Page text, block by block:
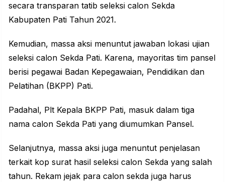
secara transparan tatib seleksi calon Sekda
Kabupaten Pati Tahun 2021.
Kemudian, massa aksi menuntut jawaban lokasi ujian
seleksi calon Sekda Pati. Karena, mayoritas tim pansel
berisi pegawai Badan Kepegawaian, Pendidikan dan
Pelatihan (BKPP) Pati.
Padahal, Plt Kepala BKPP Pati, masuk dalam tiga
nama calon Sekda Pati yang diumumkan Pansel.
Selanjutnya, massa aksi juga menuntut penjelasan
terkait kop surat hasil seleksi calon Sekda yang salah
tahun. Rekam jejak para calon sekda juga harus